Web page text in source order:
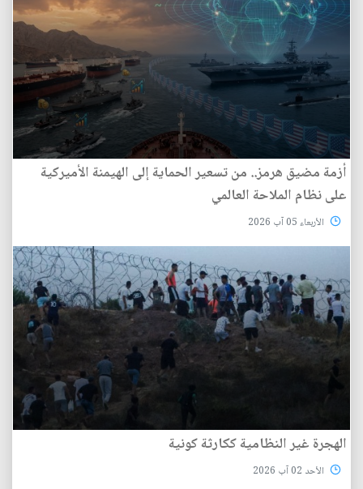
أزمة مضيق هرمز.. من تسعير الحماية إلى الهيمنة الأميركية
على نظام الملاحة العالمي
الأربعاء 05 آب 2026
الهجرة غير النظامية ككارثة كونية
الأحد 02 آب 2026